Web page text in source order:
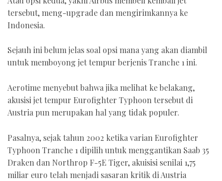
tersebut, meng-upgrade dan mengirimkannya ke
Indonesia.
Sejauh ini belum jelas soal opsi mana yang akan diambil
untuk memboyong jet tempur berjenis Tranche 1 ini.
Aerotime menyebut bahwa jika melihat ke belakang,
akusisi jet tempur Eurofighter Typhoon tersebut di
Austria pun merupakan hal yang tidak populer.
Pasalnya, sejak tahun 2002 ketika varian Eurofighter
Typhoon Tranche 1 dipilih untuk menggantikan Saab 35
Draken dan Northrop F-5E Tiger, akuisisi senilai 1,75
miliar euro telah menjadi sasaran kritik di Austria